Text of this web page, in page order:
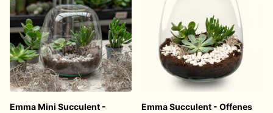
Emma Mini Succulent -
Emma Succulent - Offenes